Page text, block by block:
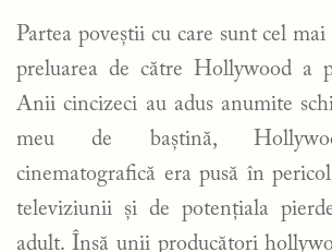
Partea poveștii cu care sunt cel
preluarea de către Hollywood a
Anii cincizeci au adus anumite
meu de baștină,
cinematografică era pusă în
televiziunii și de potențiala
adult. Însă unii producători